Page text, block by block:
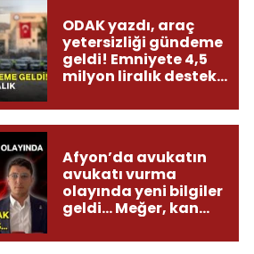
ODAK yazdı, araç
yetersizliği gündeme
geldi! Emniyete 4,5
milyon liralık destek
Afyon’da avukatın
avukatı vurma
olayında yeni bilgiler
geldi... Meğer, kan
olmuş...